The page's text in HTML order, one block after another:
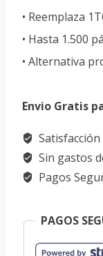
• Reemplaza
• Hasta 1.500
• Alternativa
Envio Gratis
Sin gastos
Pagos
PAGOS